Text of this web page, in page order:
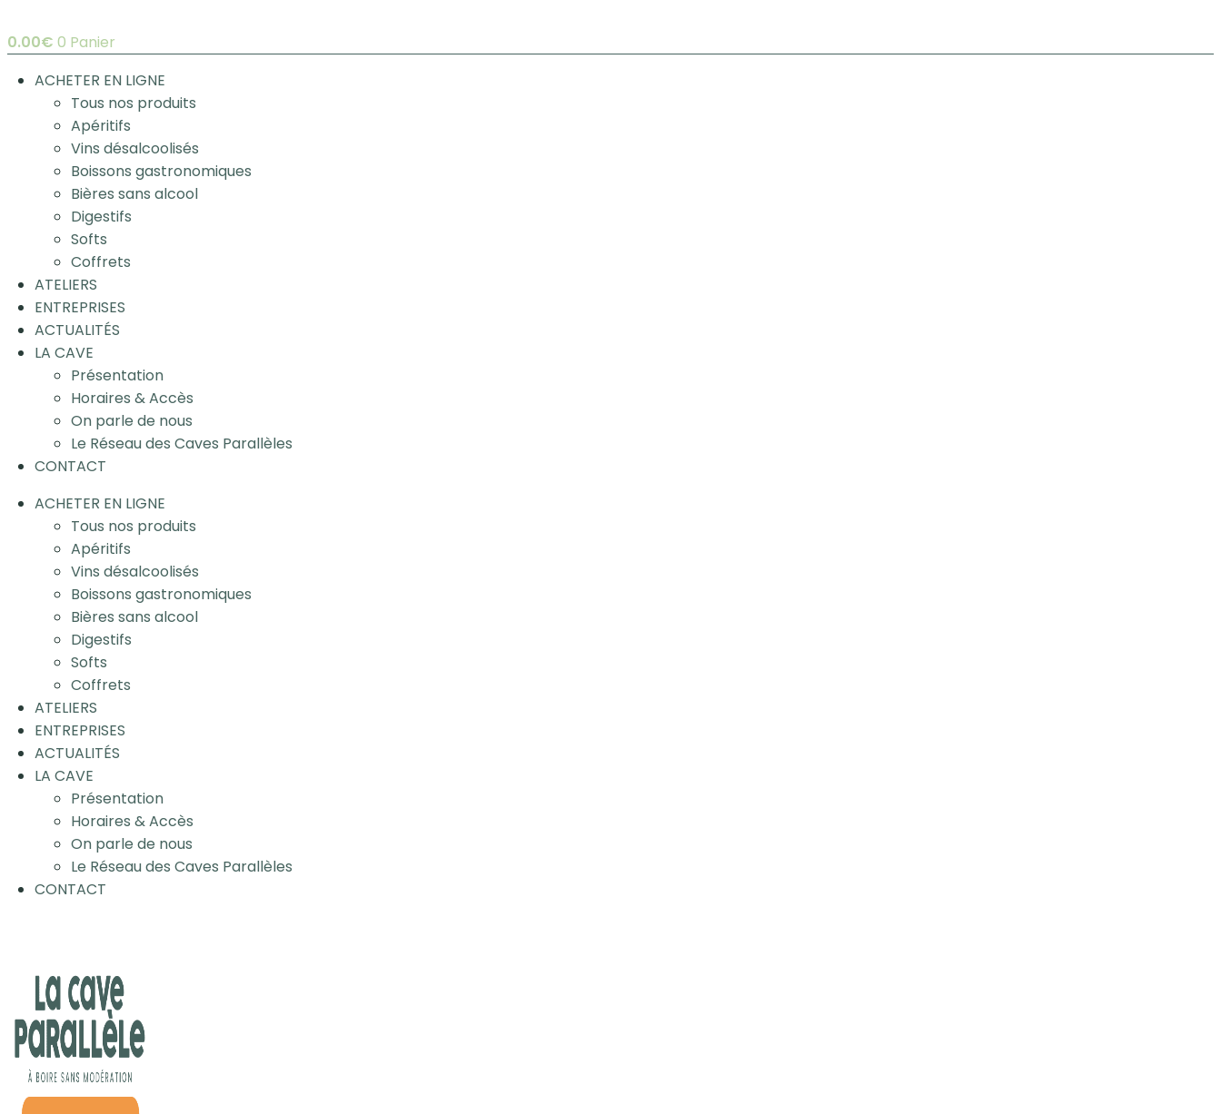
0.00€ 0 Panier
ACHETER EN LIGNE
Tous nos produits
Apéritifs
Vins désalcoolisés
Boissons gastronomiques
Bières sans alcool
Digestifs
Softs
Coffrets
ATELIERS
ENTREPRISES
ACTUALITÉS
LA CAVE
Présentation
Horaires & Accès
On parle de nous
Le Réseau des Caves Parallèles
CONTACT
ACHETER EN LIGNE
Tous nos produits
Apéritifs
Vins désalcoolisés
Boissons gastronomiques
Bières sans alcool
Digestifs
Softs
Coffrets
ATELIERS
ENTREPRISES
ACTUALITÉS
LA CAVE
Présentation
Horaires & Accès
On parle de nous
Le Réseau des Caves Parallèles
CONTACT